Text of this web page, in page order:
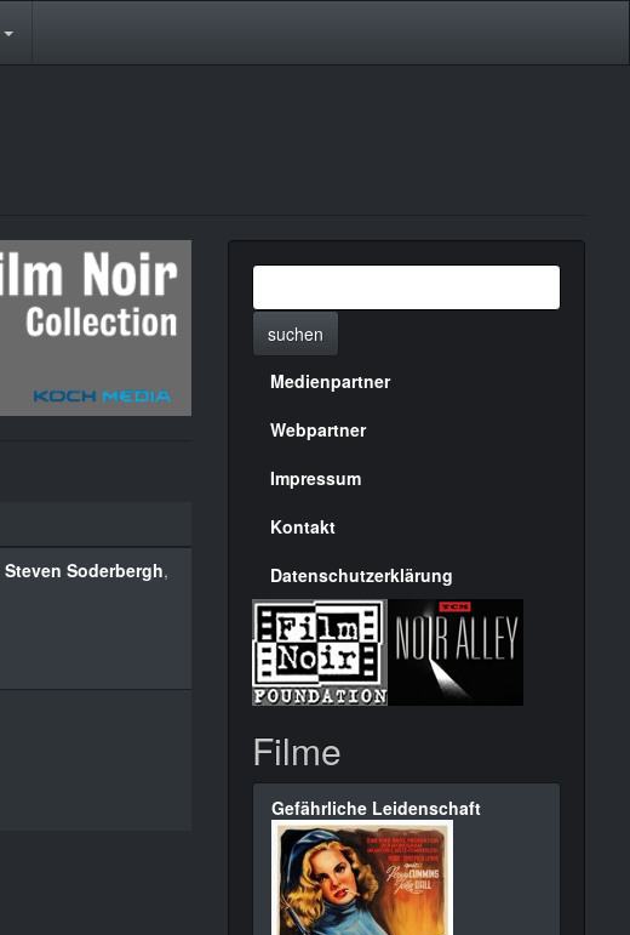
Steven Soderbergh,
suchen
Menülinks
rechte
Seite
Medienpartner
Webpartner
Impressum
Kontakt
Datenschutzerklärung
Filme
Gefährliche Leidenschaft